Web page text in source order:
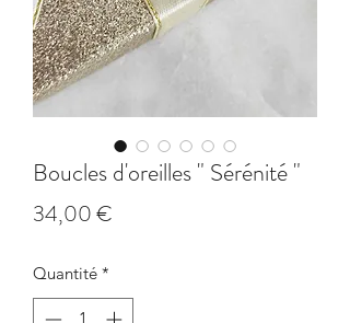
Boucles d'oreilles " Sérénité "
34,00 €
Quantité *